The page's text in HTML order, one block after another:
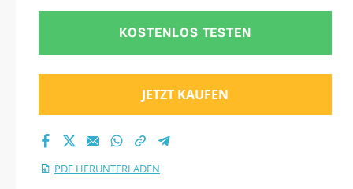
KOSTENLOS TESTEN
JETZT KAUFEN
PDF HERUNTERLADEN